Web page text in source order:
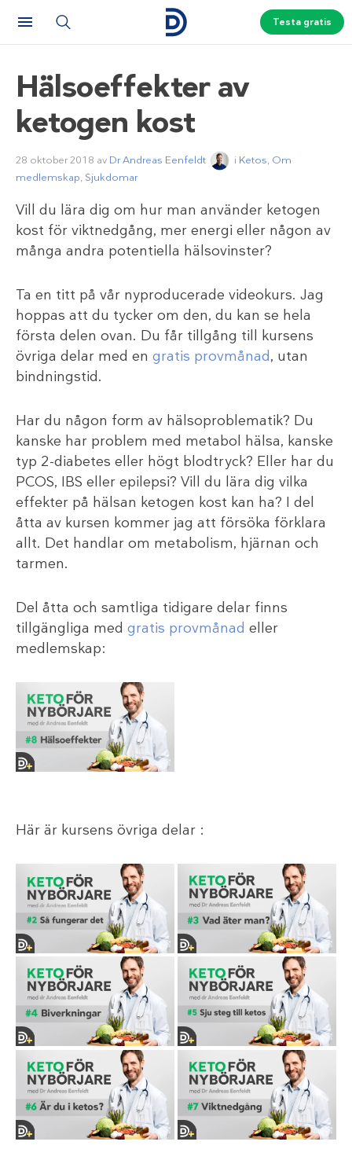
Testa gratis
Hälsoeffekter av
ketogen kost
28 oktober 2018 av Dr Andreas Eenfeldt i Ketos, Om
medlemskap, Sjukdomar
Vill du lära dig om hur man använder ketogen
kost för viktnedgång, mer energi eller någon av
många andra potentiella hälsovinster?
Ta en titt på vår nyproducerade videokurs. Jag
hoppas att du tycker om den, du kan se hela
första delen ovan. Du får tillgång till kursens
övriga delar med en gratis provmånad, utan
bindningstid.
Har du någon form av hälsoproblematik? Du
kanske har problem med metabol hälsa, kanske
typ 2-diabetes eller högt blodtryck? Eller har du
PCOS, IBS eller epilepsi? Vill du lära dig vilka
effekter på hälsan ketogen kost kan ha? I del
åtta av kursen kommer jag att försöka förklara
allt. Det handlar om metabolism, hjärnan och
tarmen.
Del åtta och samtliga tidigare delar finns
tillgängliga med gratis provmånad eller
medlemskap:
Här är kursens övriga delar :